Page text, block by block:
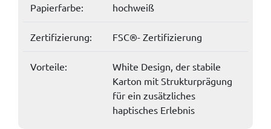
Papierfarbe: hochweiß
Zertifizierung: FSC®- Zertifizierung
Vorteile:
White Design, der stabile
Karton mit Strukturprägung
für ein zusätzliches
haptisches Erlebnis